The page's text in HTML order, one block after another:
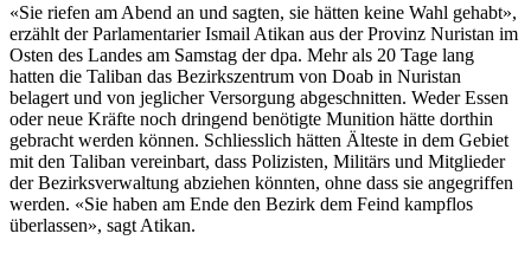
«Sie riefen am Abend an und sagten, sie hätten keine Wahl gehabt»,
erzählt der Parlamentarier Ismail Atikan aus der Provinz Nuristan im
Osten des Landes am Samstag der dpa. Mehr als 20 Tage lang
hatten die Taliban das Bezirkszentrum von Doab in Nuristan
belagert und von jeglicher Versorgung abgeschnitten. Weder Essen
oder neue Kräfte noch dringend benötigte Munition hätte dorthin
gebracht werden können. Schliesslich hätten Älteste in dem Gebiet
mit den Taliban vereinbart, dass Polizisten, Militärs und Mitglieder
der Bezirksverwaltung abziehen könnten, ohne dass sie angegriffen
werden. «Sie haben am Ende den Bezirk dem Feind kampflos
überlassen», sagt Atikan.